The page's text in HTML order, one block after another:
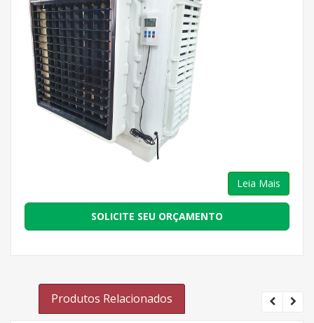
Leia Mais
SOLICITE SEU ORÇAMENTO
Produtos Relacionados